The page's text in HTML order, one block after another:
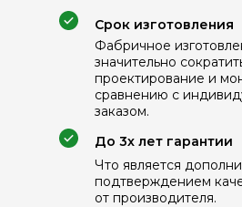
Фабричное
значительно
проектирование и
сравнению с
заказом.
Cрок изготовления
Что является
подтверждением
от производителя.
До 3х лет гарантии